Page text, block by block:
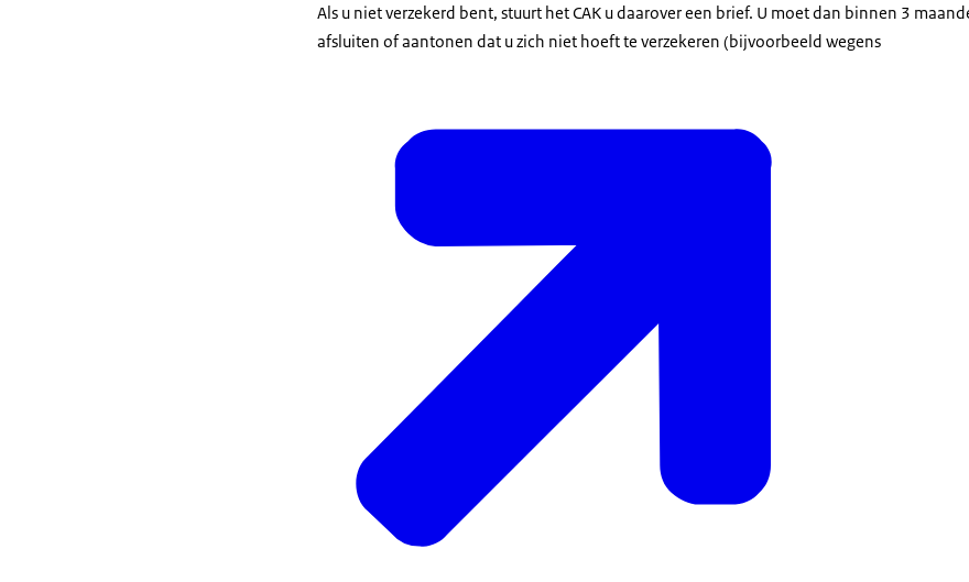
Als u niet verzekerd bent, stuurt het CAK u daarover een brief. U moet dan binnen 3
afsluiten of aantonen dat u zich niet hoeft te verzekeren (bijvoorbeeld wegens